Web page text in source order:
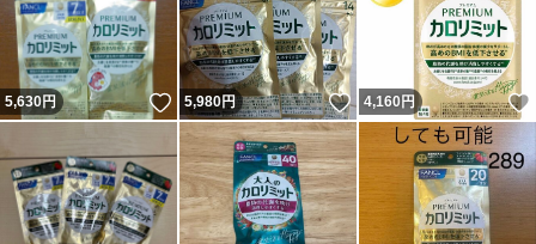
5,630円 いいね！
5,980円 いいね！
4,160 円